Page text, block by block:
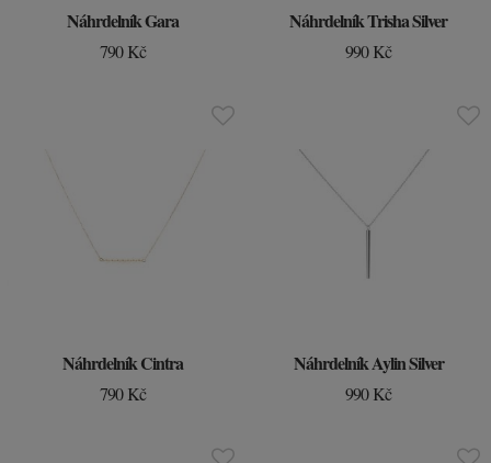
Náhrdelník Gara
790 Kč
Náhrdelník Trisha Silver
990 Kč
Náhrdelník Cintra
790 Kč
Náhrdelník Aylin Silver
990 Kč